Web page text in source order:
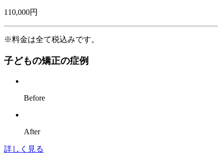
110,000円
※料金は全て税込みです。
子どもの矯正の症例
Before
After
詳しく見る